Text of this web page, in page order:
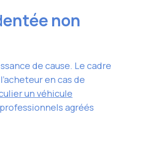
non
de cause. Le cadre
en cas de
un véhicule
agréés